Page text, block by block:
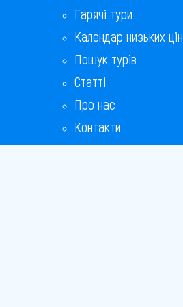
Гарячі тури
Календар низьких цін
Пошук турів
Статті
Про нас
Контакти
Бонусна програма